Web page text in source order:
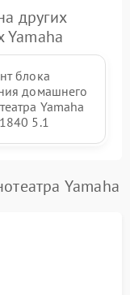
других
Yamaha
блока
домашнего
Yamaha
5.1
Yamaha